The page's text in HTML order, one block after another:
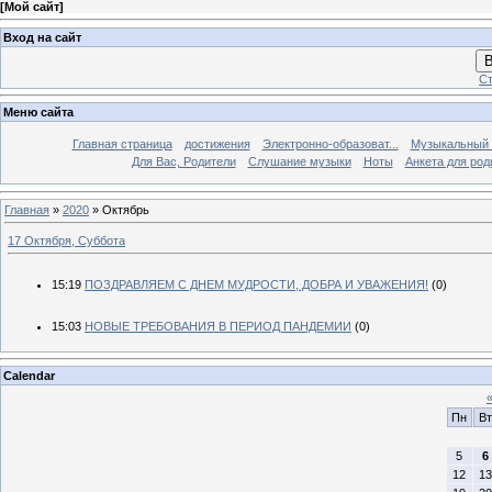
[Мой сайт]
Вход на сайт
Меню сайта
Главная страница достижения Электронно-образоват...
Музыкальный
Для Вас, Родители
Слушание музыки Ноты Анкета для
Главная » 2020 » Октябрь
17 Октября, Суббота
15:19 ПОЗДРАВЛЯЕМ С ДНЕМ МУДРОСТИ, ДОБРА И УВАЖЕНИЯ! (0)
15:03 НОВЫЕ ТРЕБОВАНИЯ В ПЕРИОД ПАНДЕМИИ (0)
Calendar
«
Пн
Вт
5
6
12
13